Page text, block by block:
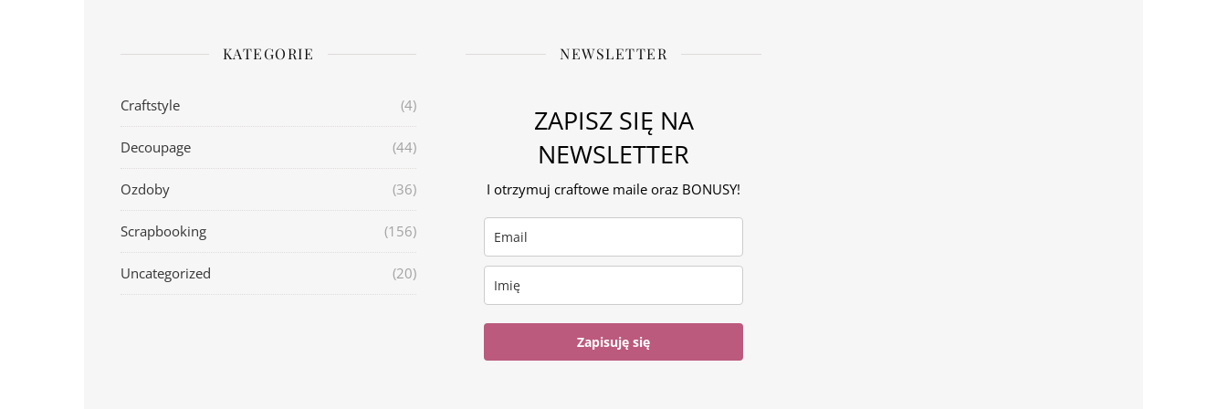
KATEGORIE
Craftstyle (4)
Decoupage (44)
Ozdoby (36)
Scrapbooking (156)
Uncategorized (20)
NEWSLETTER
ZAPISZ SIĘ NA
NEWSLETTER
I otrzymuj craftowe maile oraz BONUSY!
Zapisuję się